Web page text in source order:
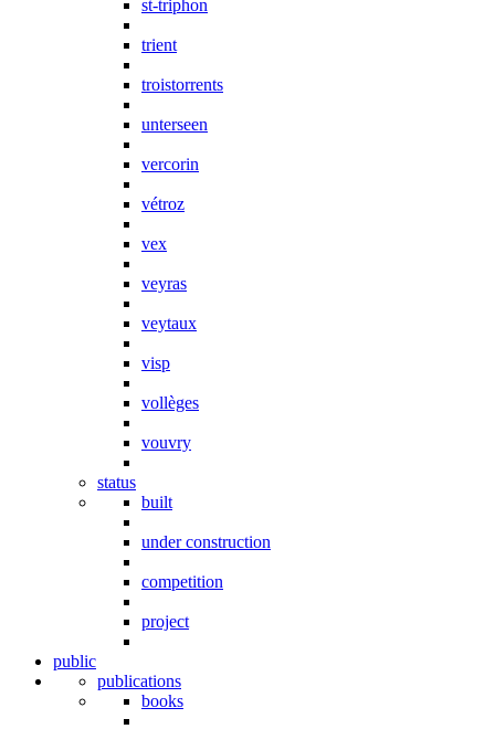
st-triphon
trient
troistorrents
unterseen
vercorin
vétroz
vex
veyras
veytaux
visp
vollèges
vouvry
status
built
under construction
competition
project
public
publications
books